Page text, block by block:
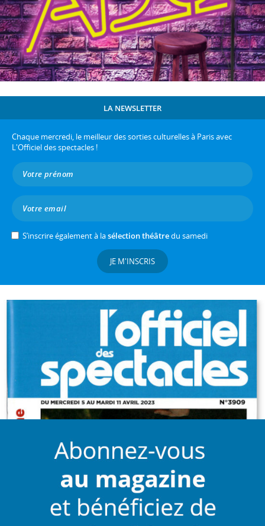
LA NEWSLETTER
Chaque mercredi, le meilleur des sorties culturelles à Paris avec
L'Officiel des spectacles !
S’inscrire également à lasélection théâtredu samedi
JE M'INSCRIS